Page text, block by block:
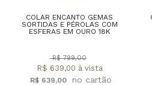
COLAR ENCANTO GEMAS
SORTIDAS E PÉROLAS COM
ESFERAS EM OURO 18K
R$ 799,00
R$ 639,00
R$ 639,00 à vista